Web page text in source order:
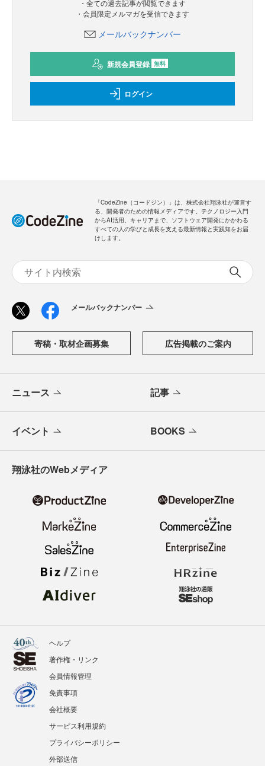
・全ての過去記事が閲覧できます
・会員限定メルマガを受信できます
メールバックナンバー
新規会員登録 無料
ログイン
「CodeZine（コードジン）」は、株式会社翔泳社が運営す
る、開発者のための情報メディアです。テクノロジー入門
からAI活用、キャリアまで、ソフトウェア開発にかかわる
すべての人の学びと成長を支える最新情報と実践知をお届
けします。
メールバックナンバー
寄稿・取材企画募集 広告掲載のご案内
ニュース 記事
イベント BOOKS
翔泳社のWebメディア
ヘルプ
著作権・リンク
会員情報管理
免責事項
会社概要
サービス利用規約
プライバシーポリシー
外部送信